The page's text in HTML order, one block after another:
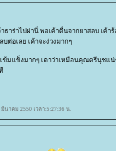
าธาร่าไปผ่านี่ พอเค้าตื่นจากยาสลบ เค้
ต่อเลย เค้าจะง่วงมากๆ
ข้มแข็งมากๆ เดาว่าเหมือนคุณตรีนุชแ
นาคม 2550 เวลา:5:27:36 น.